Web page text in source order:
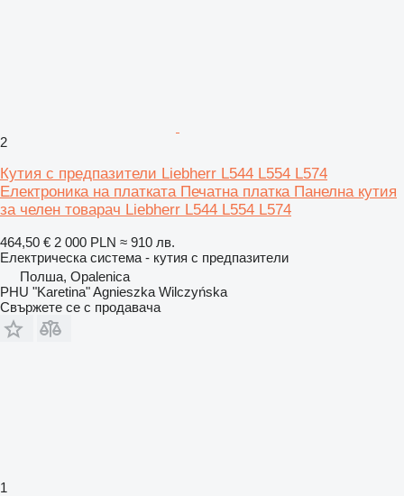
2
Кутия с предпазители Liebherr L544 L554 L574
Електроника на платката Печатна платка Панелна кутия
за челен товарач Liebherr L544 L554 L574
464,50 € 2 000 PLN ≈ 910 лв.
Електрическа система - кутия с предпазители
Полша, Opalenica
PHU "Karetina" Agnieszka Wilczyńska
Свържете се с продавача
1